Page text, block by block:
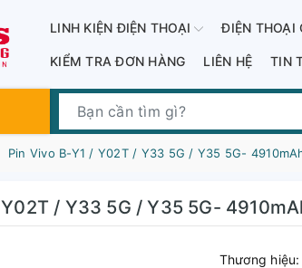
LINH KIỆN ĐIỆN THOẠI ĐIỆN THOẠI
KIỂM TRA ĐƠN HÀNG LIÊN HỆ TIN
Pin Vivo B-Y1 / Y02T / Y33 5G / Y35 5G-
/ Y33 5G / Y35 5G-
Thương hiệu: